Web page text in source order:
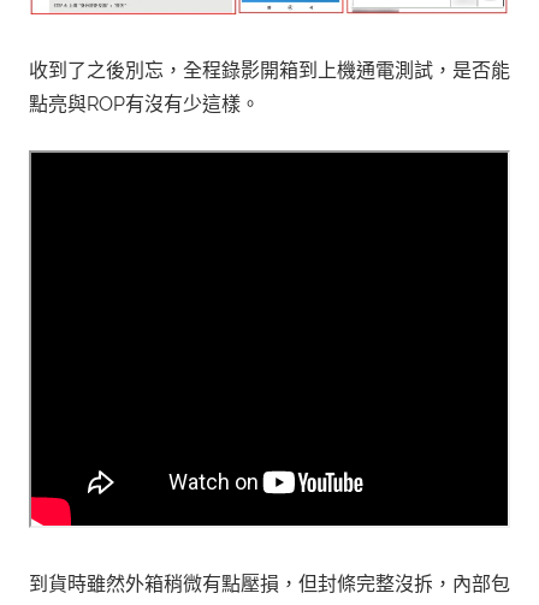
收到了之後別忘，全程錄影開箱到上機通電測試，是否能
點亮與ROP有沒有少這樣。
到貨時雖然外箱稍微有點壓損，但封條完整沒拆，內部包